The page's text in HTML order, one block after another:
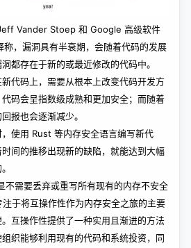
Vander Stoep 和 Google 高级软件
，漏洞具有半衰期，会随着代码的发展
都存在于新的或最近修改的代码中。
代码上，需要从根本上改变代码开发方
码会呈指数级成熟和更加安全；而随着
报也会逐渐减少。
使用 Rust 等内存安全语言编写新代
间的推移出现新的缺陷，就能达到大幅
不需要丢弃或重写所有现有的内存不安全
于将互操作性作为内存安全之旅的主要
互操作性提供了一种实用且渐进的方法
织能够利用现有的代码和系统投资，同